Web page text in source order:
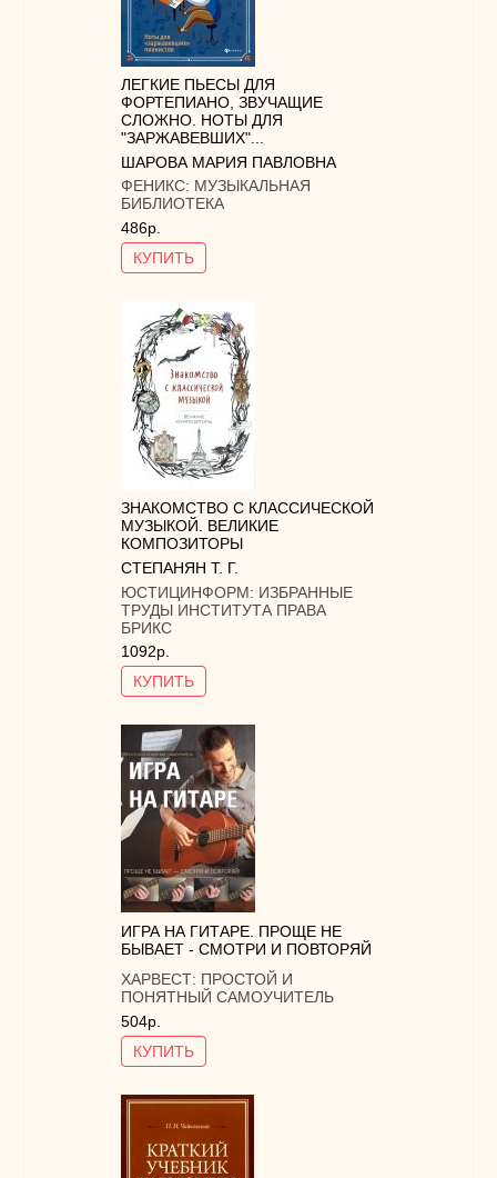
ЛЕГКИЕ ПЬЕСЫ ДЛЯ
ФОРТЕПИАНО, ЗВУЧАЩИЕ
СЛОЖНО. НОТЫ ДЛЯ
"ЗАРЖАВЕВШИХ"...
ШАРОВА МАРИЯ ПАВЛОВНА
ФЕНИКС: МУЗЫКАЛЬНАЯ
БИБЛИОТЕКА
486р.
КУПИТЬ
ЗНАКОМСТВО С КЛАССИЧЕСКОЙ
МУЗЫКОЙ. ВЕЛИКИЕ
КОМПОЗИТОРЫ
СТЕПАНЯН Т. Г.
ЮСТИЦИНФОРМ: ИЗБРАННЫЕ
ТРУДЫ ИНСТИТУТА ПРАВА
БРИКС
1092р.
КУПИТЬ
ИГРА НА ГИТАРЕ. ПРОЩЕ НЕ
БЫВАЕТ - СМОТРИ И ПОВТОРЯЙ
ХАРВЕСТ: ПРОСТОЙ И
ПОНЯТНЫЙ САМОУЧИТЕЛЬ
504р.
КУПИТЬ